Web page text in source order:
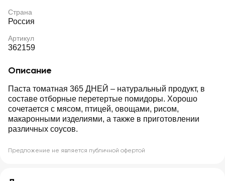
Страна
Россия
Артикул
362159
Описание
Паста томатная 365 ДНЕЙ – натуральный продукт, в
составе отборные перетертые помидоры. Хорошо
сочетается с мясом, птицей, овощами, рисом,
макаронными изделиями, а также в приготовлении
различных соусов.
Предложение не является публичной офертой